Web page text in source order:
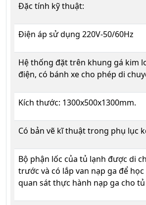
Đặc tính kỹ thuật:
Điện áp sử dụng 220V-50/60Hz
Hệ thống đặt trên khung gá kim
điện, có bánh xe cho phép di
Kích thước: 1300x500x1300mm.
Có bản vẽ kĩ thuật trong phụ lục
Bộ phận lốc của tủ lạnh được di
trước và có lắp van nạp ga để
quan sát thực hành nạp ga cho